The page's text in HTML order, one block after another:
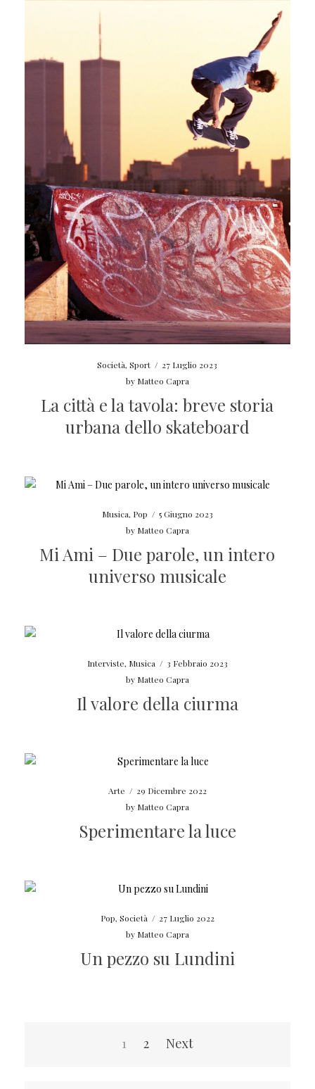
Società,Sport / 27 Luglio 2023
by Matteo Capra
La città e la tavola: breve storia
urbana dello skateboard
Musica, Pop / 5 Giugno 2023
by Matteo Capra
Mi Ami – Due parole, un intero
universo musicale
Interviste, Musica / 3 Febbraio 2023
by Matteo Capra
Il valore della ciurma
Arte / 29 Dicembre 2022
by Matteo Capra
Sperimentare la luce
Pop, Società / 27 Luglio 2022
by Matteo Capra
Un pezzo su Lundini
1 2 Next